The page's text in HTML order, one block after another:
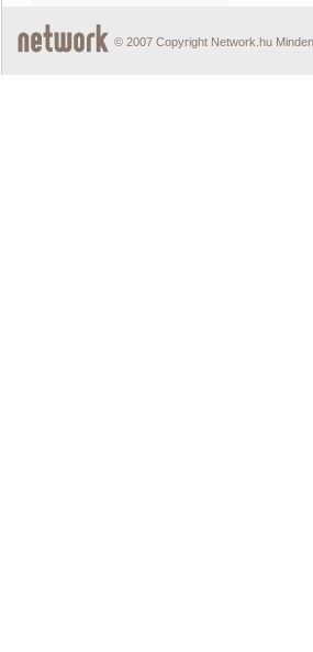
© 2007 Copyright Network.hu